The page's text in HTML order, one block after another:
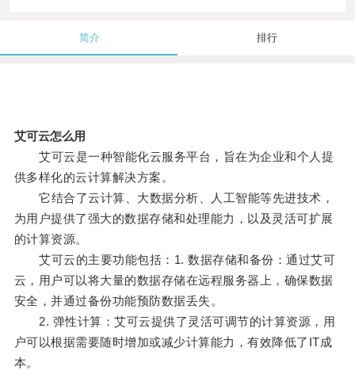
简介 排行
艾可云怎么用
艾可云是一种智能化云服务平台，旨在为企业和个人提
供多样化的云计算解决方案。
它结合了云计算、大数据分析、人工智能等先进技术，
为用户提供了强大的数据存储和处理能力，以及灵活可扩展
的计算资源。
艾可云的主要功能包括：1. 数据存储和备份：通过艾可
云，用户可以将大量的数据存储在远程服务器上，确保数据
安全，并通过备份功能预防数据丢失。
2. 弹性计算：艾可云提供了灵活可调节的计算资源，用
户可以根据需要随时增加或减少计算能力，有效降低了IT成
本。